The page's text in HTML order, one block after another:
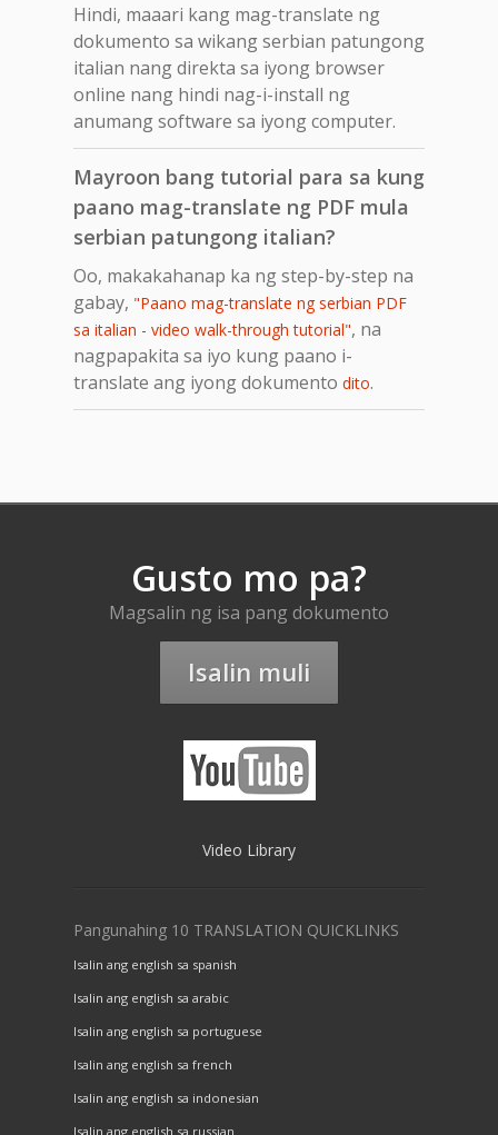
Hindi, maaari kang mag-translate ng
dokumento sa wikang serbian patungong
italian nang direkta sa iyong browser
online nang hindi nag-i-install ng
anumang software sa iyong computer.
Mayroon bang tutorial para sa kung
paano mag-translate ng PDF mula
serbian patungong italian?
Oo, makakahanap ka ng step-by-step na
gabay, "Paano mag-translate ng serbian PDF
sa italian - video walk-through tutorial", na
nagpapakita sa iyo kung paano i-
translate ang iyong dokumento dito.
Gusto mo pa?
Magsalin ng isa pang dokumento
Isalin muli
Video Library
Pangunahing 10 TRANSLATION QUICKLINKS
Isalin ang english sa spanish
Isalin ang english sa arabic
Isalin ang english sa portuguese
Isalin ang english sa french
Isalin ang english sa indonesian
Isalin ang english sa russian